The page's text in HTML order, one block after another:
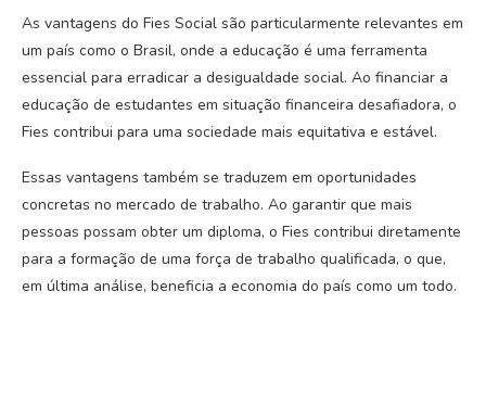
As vantagens do Fies Social são particularmente relevantes em
um país como o Brasil, onde a educação é uma ferramenta
essencial para erradicar a desigualdade social. Ao financiar a
educação de estudantes em situação financeira desafiadora, o
Fies contribui para uma sociedade mais equitativa e estável.
Essas vantagens também se traduzem em oportunidades
concretas no mercado de trabalho. Ao garantir que mais
pessoas possam obter um diploma, o Fies contribui diretamente
para a formação de uma força de trabalho qualificada, o que,
em última análise, beneficia a economia do país como um todo.